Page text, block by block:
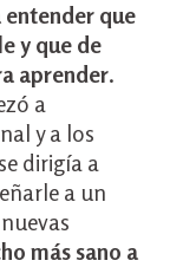
que
y que de
aprender.
a
y a los
dirigía a
a un
más sano a